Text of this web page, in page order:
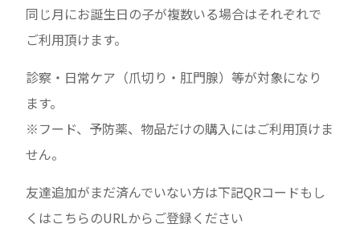
同じ月にお誕生日の子が複数いる場合はそれぞれで
ご利用頂けます。
診察・日常ケア（爪切り・肛門腺）等が対象になり
ます。
※フード、予防薬、物品だけの購入にはご利用頂けま
せん。
友達追加がまだ済んでいない方は下記QRコードもし
くはこちらのURLからご登録ください